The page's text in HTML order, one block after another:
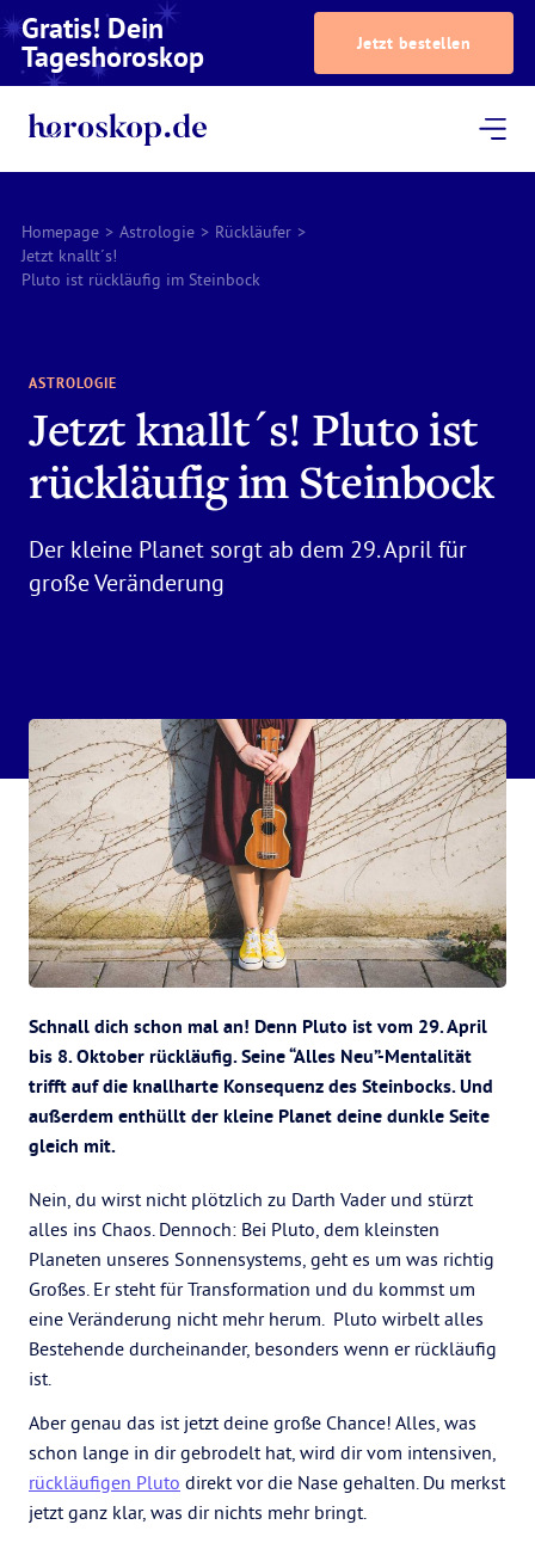
Gratis! Dein
Tageshoroskop Jetzt bestellen
Homepage > Astrologie > Rückläufer >
Jetzt knallt´s!
Pluto ist rückläufig im Steinbock
ASTROLOGIE
Jetzt knallt´s! Pluto ist
rückläufig im Steinbock
Der kleine Planet sorgt ab dem 29. April für
große Veränderung
Schnall dich schon mal an! Denn Pluto ist vom 29. April
bis 8. Oktober rückläufig. Seine “Alles Neu”-Mentalität
trifft auf die knallharte Konsequenz des Steinbocks. Und
außerdem enthüllt der kleine Planet deine dunkle Seite
gleich mit.
Nein, du wirst nicht plötzlich zu Darth Vader und stürzt
alles ins Chaos. Dennoch: Bei Pluto, dem kleinsten
Planeten unseres Sonnensystems, geht es um was richtig
Großes. Er steht für Transformation und du kommst um
eine Veränderung nicht mehr herum. Pluto wirbelt alles
Bestehende durcheinander, besonders wenn er rückläufig
ist.
Aber genau das ist jetzt deine große Chance! Alles, was
schon lange in dir gebrodelt hat, wird dir vom intensiven,
rückläufigen Pluto direkt vor die Nase gehalten. Du merkst
jetzt ganz klar, was dir nichts mehr bringt.